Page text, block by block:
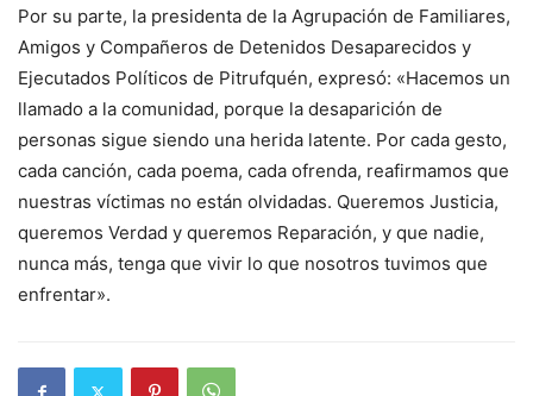
Por su parte, la presidenta de la Agrupación de Familiares,
Amigos y Compañeros de Detenidos Desaparecidos y
Ejecutados Políticos de Pitrufquén, expresó: «Hacemos un
llamado a la comunidad, porque la desaparición de
personas sigue siendo una herida latente. Por cada gesto,
cada canción, cada poema, cada ofrenda, reafirmamos que
nuestras víctimas no están olvidadas. Queremos Justicia,
queremos Verdad y queremos Reparación, y que nadie,
nunca más, tenga que vivir lo que nosotros tuvimos que
enfrentar».